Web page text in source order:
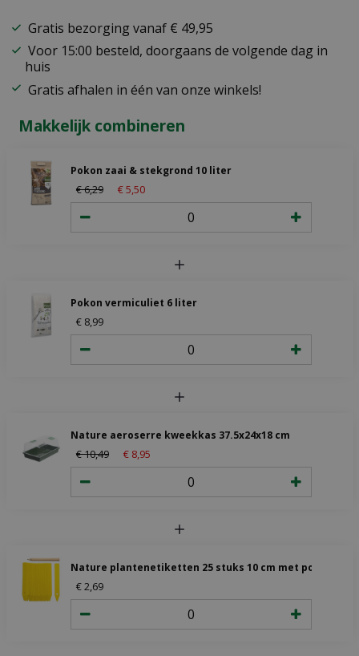
Gratis bezorging vanaf € 49,95
Voor 15:00 besteld, doorgaans de volgende dag in
huis
Gratis afhalen in één van onze winkels!
Makkelijk combineren
Pokon zaai & stekgrond 10 liter
€6,29 €5 50
Pokon vermiculiet 6 liter
€ 8 99
Nature aeroserre kweekkas 37.5x24x18 cm
€10,49 € 8 95
Nature plantenetiketten 25 stuks 10 cm met potlood
€ 2 69